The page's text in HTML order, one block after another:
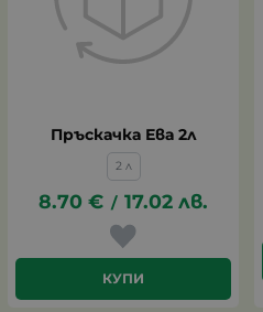
Пръскачка Ева 2л
2 л
8.70 € / 17.02 лв.
КУПИ